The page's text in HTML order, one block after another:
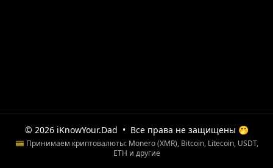
© 2026 iKnowYour.Dad • Все права не защищены 🤭
💳 Принимаем криптовалюты: Monero (XMR), Bitcoin, Litecoin, USDT,
ETH и другие